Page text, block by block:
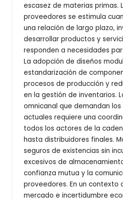
escasez de materias primas.
proveedores se estimula
una relación de largo plazo,
desarrollar productos y
responden a necesidades
La adopción de diseños
estandarización de
procesos de producción y
en la gestión de inventarios.
omnicanal que demandan los
actuales requiere una
todos los actores de la
hasta distribuidores finales.
seguros de existencias sin
excesivos de
confianza mutua y la
proveedores. En un contexto
mercado e incertidumbre